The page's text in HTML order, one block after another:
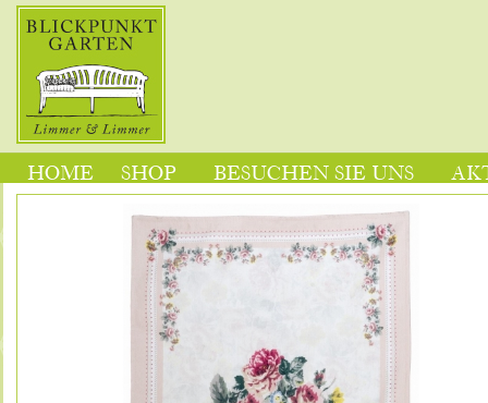
HOME SHOP BESUCHEN SIE UNS